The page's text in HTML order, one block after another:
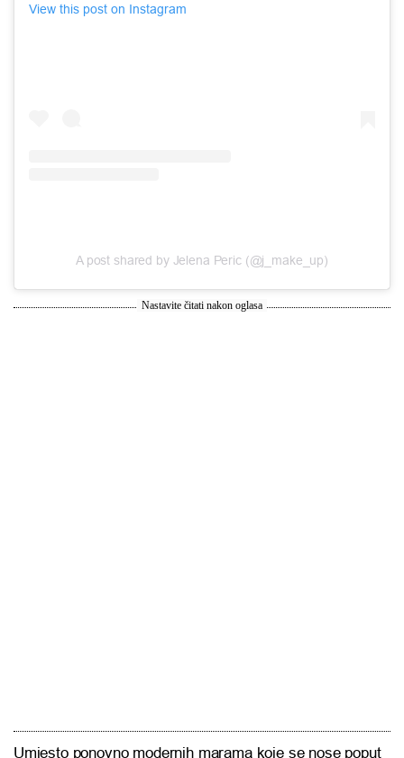
View this post on Instagram
A post shared by Jelena Peric (@j_make_up)
Nastavite čitati nakon oglasa
Umjesto ponovno modernih marama koje se nose poput